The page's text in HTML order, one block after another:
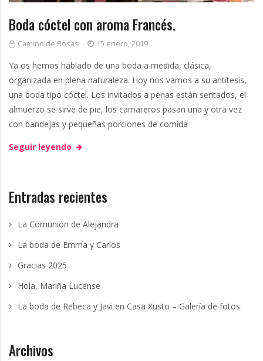
g
Boda cóctel con aroma Francés.
Camino de Rosas 15 enero, 2019
Ya os hemos hablado de una boda a medida, clásica,
organizada en plena naturaleza. Hoy nos vamos a su antítesis,
una boda tipo cóctel. Los invitados a penas están sentados, el
almuerzo se sirve de pie, los camareros pasan una y otra vez
con bandejas y pequeñas porciones de comida
Seguir leyendo
Entradas recientes
La Comunión de Alejandra
La boda de Emma y Carlos
Gracias 2025
Hola, Mariña Lucense
La boda de Rebeca y Javi en Casa Xusto – Galería de fotos.
Archivos